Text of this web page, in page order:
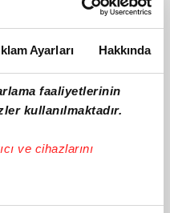
Ayarları Hakkında
faaliyetlerinin
kullanılmaktadır.
ve cihazlarını
sizlere özel